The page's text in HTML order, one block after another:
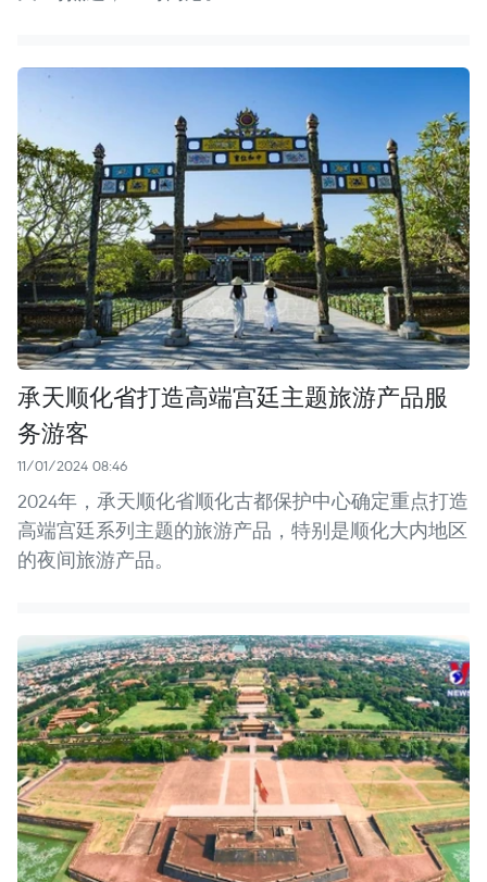
承天顺化省打造高端宫廷主题旅游产品服
务游客
11/01/2024 08:46
2024年，承天顺化省顺化古都保护中心确定重点打造
高端宫廷系列主题的旅游产品，特别是顺化大内地区
的夜间旅游产品。